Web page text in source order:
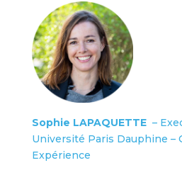
Sophie LAPAQUETTE–
Université Paris Dauphine –
Expérience